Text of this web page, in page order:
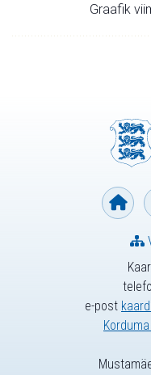
Graafik
e-post